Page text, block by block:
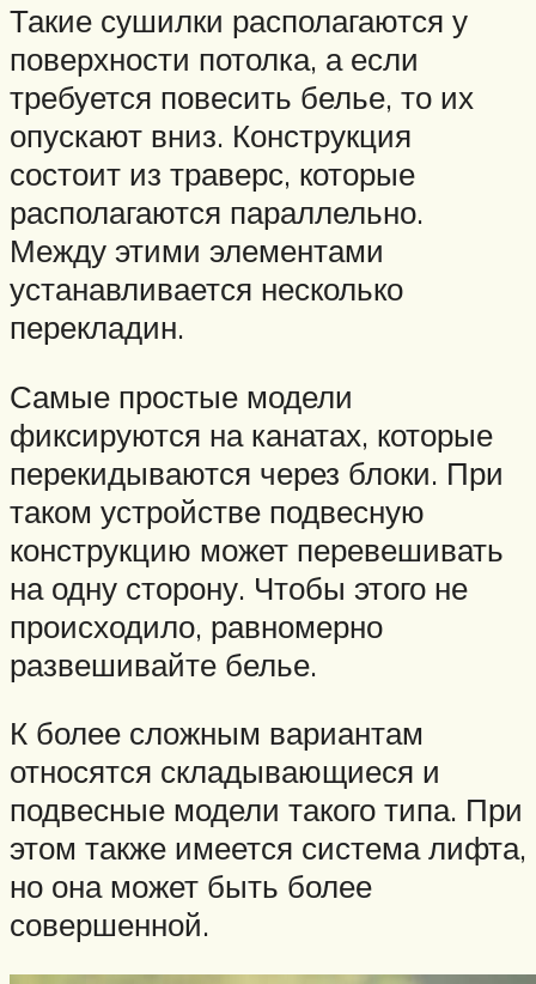
Такие сушилки располагаются у
поверхности потолка, а если
требуется повесить белье, то их
опускают вниз. Конструкция
состоит из траверс, которые
располагаются параллельно.
Между этими элементами
устанавливается несколько
перекладин.
Самые простые модели
фиксируются на канатах, которые
перекидываются через блоки. При
таком устройстве подвесную
конструкцию может перевешивать
на одну сторону. Чтобы этого не
происходило, равномерно
развешивайте белье.
К более сложным вариантам
относятся складывающиеся и
подвесные модели такого типа. При
этом также имеется система лифта,
но она может быть более
совершенной.